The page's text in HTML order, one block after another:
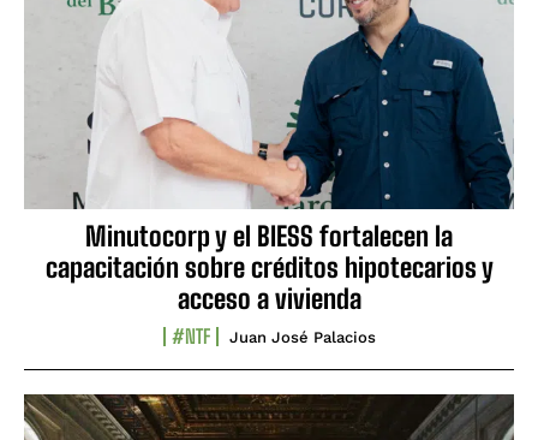
Minutocorp y el BIESS fortalecen la
capacitación sobre créditos hipotecarios y
acceso a vivienda
#NTF Juan José Palacios